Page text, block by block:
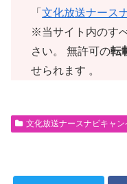
「文化放送ナース
※当サイト内のす
さい。 無許可の転
せられます 。
文化放送ナースナビキャン